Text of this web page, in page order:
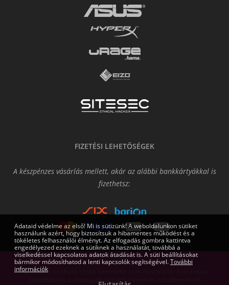
FIZETÉSI LEHETŐSÉGEK
A készpénzes vásárlás mellett, akár az alábbi bankkártyákkal is
fizethetsz:
Az oldalon található képek némelyike csak illusztráció. A technikai
specifikációk, a csomagok tartalmi elemei és a szoftvereknél
Adataid védelme az első! Mi is sütizünk! A weboldalunkon sütiket
használunk azért, hogy biztosítsuk a hibamentes működést és a
tökéletes felhasználói élményt. Az elfogadás gombra kattintva
engedélyezed ezeknek a sütiknek a használatát, továbbá a
viselkedéssel kapcsolatos adatok átadását is. A süti beállításokat
bármikor módosíthatod a lenti kapcsolók segítségével.További
információk